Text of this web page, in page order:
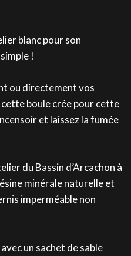
blanc pour son
!
ou directement vos
cette boule crée pour cette
et laissez la fumée
du Bassin d’Arcachon à
minérale naturelle et
imperméable non
un sachet de sable